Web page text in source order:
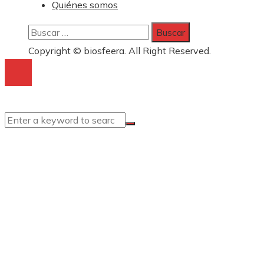
Quiénes somos
Buscar:
Copyright © biosfeera. All Right Reserved.